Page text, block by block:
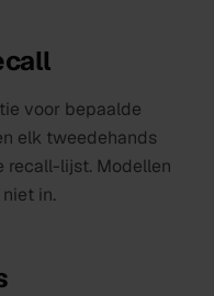
voor bepaalde
elk tweedehands
recall-lijst. Modellen
in.